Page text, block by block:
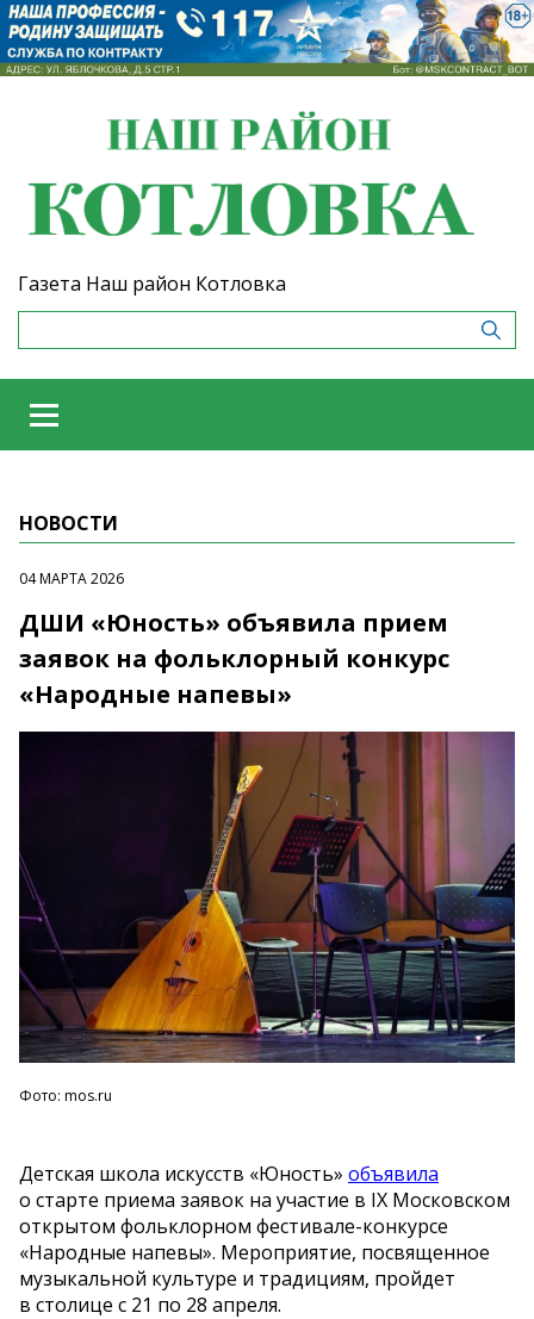
Газета Наш район Котловка
НОВОСТИ
04 МАРТА 2026
ДШИ «Юность» объявила прием
заявок на фольклорный конкурс
«Народные напевы»
Фото: mos.ru
Детская школа искусств «Юность» объявила
о старте приема заявок на участие в IX Московском
открытом фольклорном фестивале-конкурсе
«Народные напевы». Мероприятие, посвященное
музыкальной культуре и традициям, пройдет
в столице с 21 по 28 апреля.